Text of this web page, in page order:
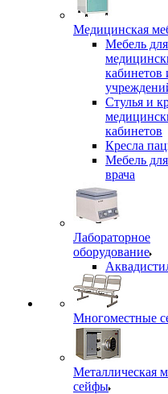
Медицинская
Мебель для
кабинетов
Стулья и
кабинетов
Кресла
Мебель
врача
Лабораторное
оборудование
Многоместные
Металлическая
сейфы